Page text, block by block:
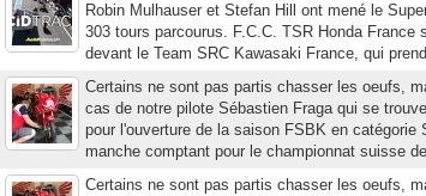
Robin Mulhauser et Stefan Hill ont mené le
303 tours parcourus. F.C.C. TSR Honda France
devant le Team SRC Kawasaki France, qui
Certains ne sont pas partis chasser les oeufs,
cas de notre pilote Sébastien Fraga qui se
pour l'ouverture de la saison FSBK en catégorie
manche comptant pour le championnat suisse
Certains ne sont pas partis chasser les oeufs,